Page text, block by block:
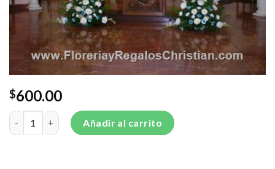
$600.00
Arreglo para altar - BODA4 cantidad
Añadir al carrito